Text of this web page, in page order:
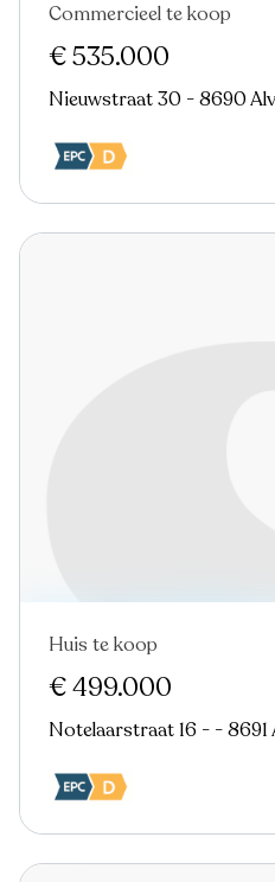
Commercieel te koop
€ 535.000
Nieuwstraat 30 - 8690
In optie
Huis te koop
€ 499.000
Notelaarstraat 16 - - 8691